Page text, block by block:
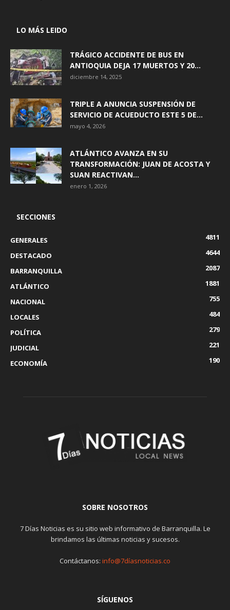
LO MÁS LEIDO
TRÁGICO ACCIDENTE DE BUS EN
ANTIOQUIA DEJA 17 MUERTOS Y 20...
diciembre 14, 2025
TRIPLE A ANUNCIA SUSPENSIÓN DE
SERVICIO DE ACUEDUCTO ESTE 5 DE...
mayo 4, 2026
ATLÁNTICO AVANZA EN SU
TRANSFORMACIÓN: JUAN DE ACOSTA Y
SUAN REACTIVAN...
enero 1, 2026
SECCIONES
GENERALES
4811
DESTACADO
4644
BARRANQUILLA
2087
ATLÁNTICO
1881
NACIONAL
755
LOCALES
484
POLÍTICA
279
JUDICIAL
221
ECONOMÍA
190
SOBRE NOSOTROS
7 Días Noticias es su sitio web informativo de Barranquilla. Le
brindamos las últimas noticias y sucesos.
Contáctanos: info@7díasnoticias.co
SÍGUENOS